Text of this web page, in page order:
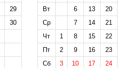
29
30
Вт
6 13
20
Ср
7 14
21
Чт
1 8 15
22
Пт
2 9 16
23
Сб
3 10 17
24